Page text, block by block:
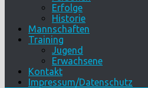
Erfolge
Historie
Mannschaften
Training
Jugend
Erwachsene
Kontakt
Impressum/Datenschutz